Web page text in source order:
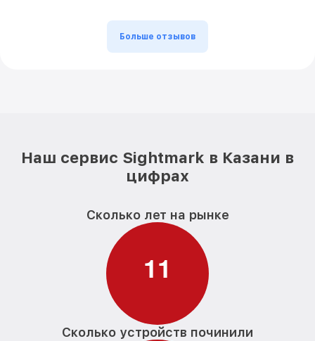
Больше отзывов
Наш сервис Sightmark в Казани в
цифрах
Сколько лет на рынке
11
Сколько устройств починили